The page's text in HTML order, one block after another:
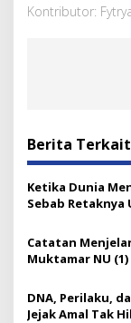
Kontributor:
Berita Terkait
Ketika Dunia
Sebab Retaknya
Catatan
Muktamar NU
Ipul
DNA, Perilaku,
Jejak Amal Tak